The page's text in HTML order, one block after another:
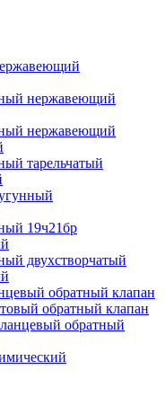
нержавеющий
нержавеющий
тарельчатый
19ч21бр
двухстворчатый
обратный клапан
обратный клапан
обратный